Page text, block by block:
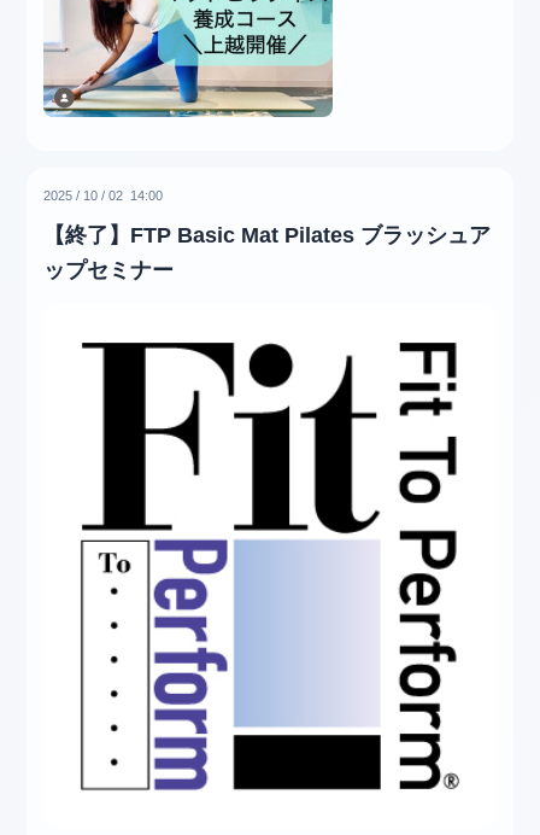
2025 / 10 /02 14:00
【終了】FTP Basic Mat Pilates ブラッシュア
ップセミナー